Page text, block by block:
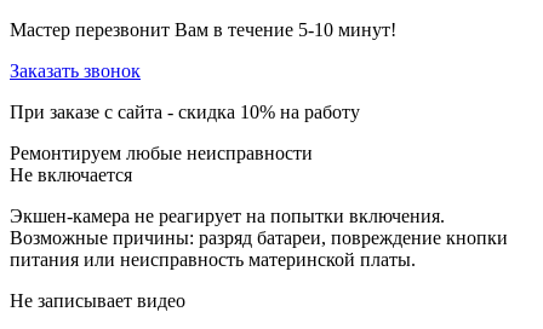
Мастер перезвонит Вам в течение 5-10 минут!
Заказать звонок
При заказе с сайта - скидка 10% на работу
Ремонтируем любые неисправности
Не включается
Экшен-камера не реагирует на попытки включения.
Возможные причины: разряд батареи, повреждение кнопки
питания или неисправность материнской платы.
Не записывает видео